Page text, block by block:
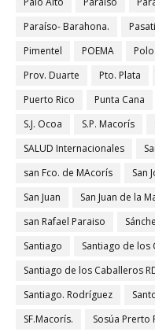
Paraíso- Barahona.
Pimentel
POEMA
Prov. Duarte
Pto. Plata
Puerto Rico
Punta Cana
S.J. Ocoa
S.P. Macorís
SALUD Internacionales
san Fco. de MAcorís
San
San Juan
San Juan de la
san Rafael Paraiso
Santiago
Santiago de los
Santiago de los Caballeros
Santiago. Rodríguez
SF.Macorís.
Sosúa Prerto